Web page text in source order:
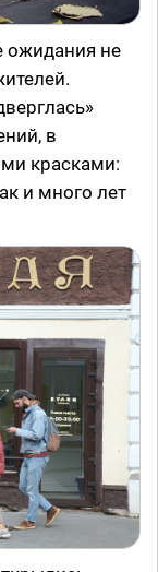
ожидания не
в
красками:
и много лет